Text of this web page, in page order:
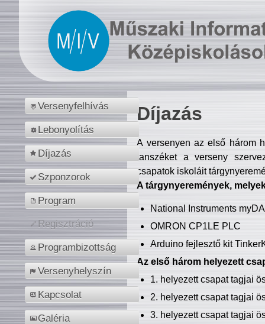
Versenyfelhívás
Lebonyolítás
Díjazás
Szponzorok
Program
Regisztráció
Programbizottság
Versenyhelyszín
Kapcsolat
Galéria
Díjazás
A versenyen az első három
tanszéket a verseny
csapatok iskoláit
A tárgynyeremények,
National Instruments
OMRON CP1LE PLC
Arduino fejlesztő kit
Az első három helyezett
1. helyezett csapat tagjai
2. helyezett csapat tagjai
3. helyezett csapat tagjai